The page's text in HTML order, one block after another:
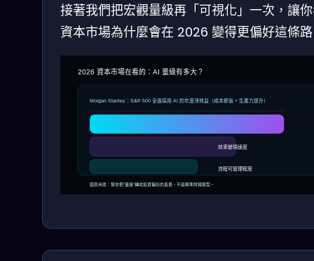
接著我們把宏觀量級再「可視化」一次，讓
資本市場為什麼會在 2026 變得更偏好這條
2026 資本市場在看的：AI 量級有多大？
Morgan Stanley：S&P 500 全面採用 AI 的年度淨效益（成本節省 + 生產力提升）
效率變現速度
流程可管理程度
圖表用途：幫你把“量級”轉成投資偏好的直覺，不是精準財報模型。